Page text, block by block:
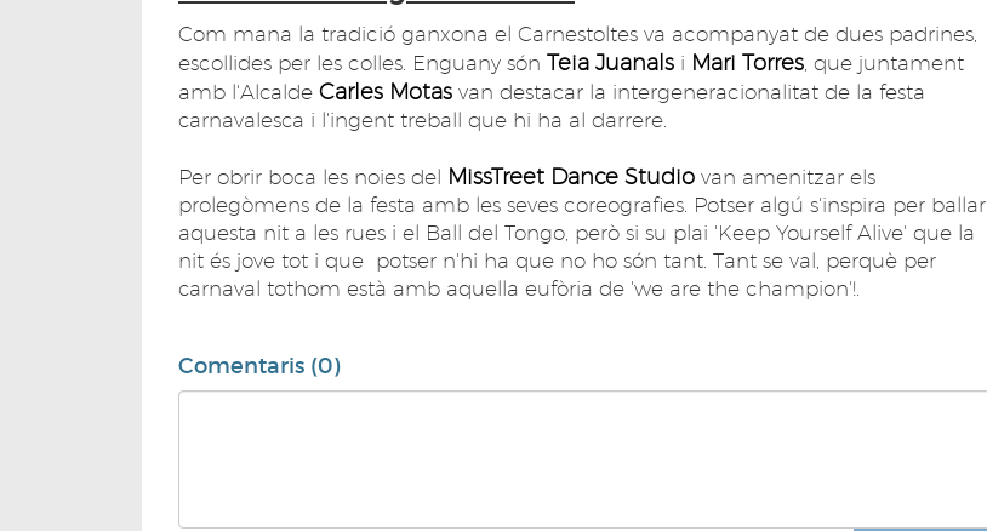
Com mana la tradició ganxona el Carnestoltes va acompanyat de dues padrines,
escollides per les colles. Enguany són Teia Juanals i Mari Torres, que juntament
amb l'Alcalde Carles Motas van destacar la intergeneracionalitat de la festa
carnavalesca i l'ingent treball que hi ha al darrere.
Per obrir boca les noies del MissTreet Dance Studio van amenitzar els
prolegòmens de la festa amb les seves coreografies. Potser algú s'inspira per ballar
aquesta nit a les rues i el Ball del Tongo, però si su plai 'Keep Yourself Alive' que la
nit és jove tot i que potser n'hi ha que no ho són tant. Tant se val, perquè per
carnaval tothom està amb aquella eufòria de 'we are the champion'!.
Comentaris (0)